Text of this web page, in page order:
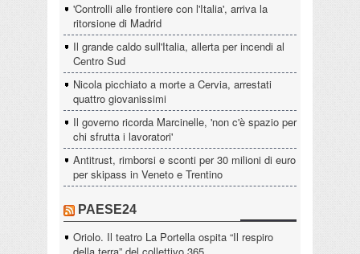
'Controlli alle frontiere con l'Italia', arriva la
ritorsione di Madrid
Il grande caldo sull'Italia, allerta per incendi al
Centro Sud
Nicola picchiato a morte a Cervia, arrestati
quattro giovanissimi
Il governo ricorda Marcinelle, 'non c'è spazio per
chi sfrutta i lavoratori'
Antitrust, rimborsi e sconti per 30 milioni di euro
per skipass in Veneto e Trentino
PAESE24
Oriolo. Il teatro La Portella ospita “Il respiro